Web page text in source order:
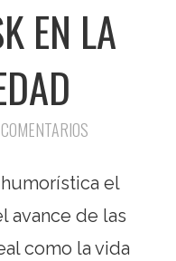
EN LA
el
avance de las
como la vida